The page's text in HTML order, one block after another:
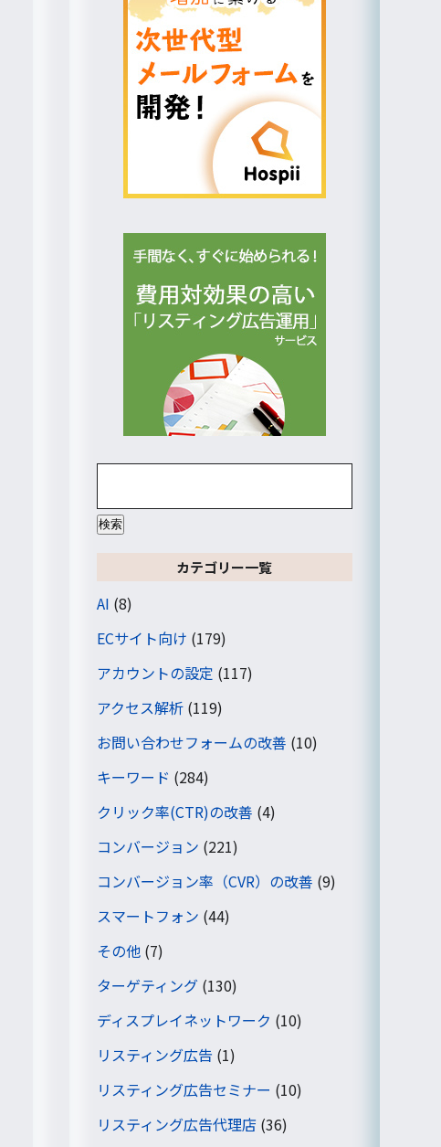
カテゴリー一覧
AI (8)
ECサイト向け (179)
アカウントの設定 (117)
アクセス解析(119)
お問い合わせフォームの改善 (10)
キーワード (284)
クリック率(CTR)の改善 (4)
コンバージョン (221)
コンバージョン率（CVR）の改善 (9)
スマートフォン (44)
その他(7)
ターゲティング(130)
ディスプレイネットワーク (10)
リスティング広告 (1)
リスティング広告セミナー (10)
リスティング広告代理店(36)